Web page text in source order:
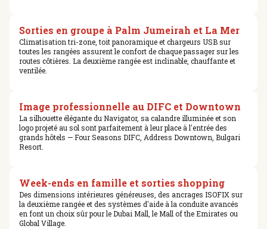
Sorties en groupe à Palm Jumeirah et La Mer
Climatisation tri-zone, toit panoramique et chargeurs USB sur
toutes les rangées assurent le confort de chaque passager sur les
routes côtières. La deuxième rangée est inclinable, chauffante et
ventilée.
Image professionnelle au DIFC et Downtown
La silhouette élégante du Navigator, sa calandre illuminée et son
logo projeté au sol sont parfaitement à leur place à l'entrée des
grands hôtels — Four Seasons DIFC, Address Downtown, Bulgari
Resort.
Week-ends en famille et sorties shopping
Des dimensions intérieures généreuses, des ancrages ISOFIX sur
la deuxième rangée et des systèmes d'aide à la conduite avancés
en font un choix sûr pour le Dubai Mall, le Mall of the Emirates ou
Global Village.